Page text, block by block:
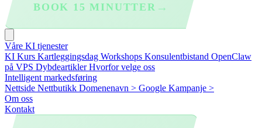
BOOK 15 MINUTTER →
Våre KI tjenester
KI Kurs Kartleggingsdag Workshops Konsulentbistand OpenClaw
på VPS DybdeartiklerHvorfor velge oss
Intelligent markedsføring
Nettside Nettbutikk Domenenavn > Google Kampanje >
Om oss
Kontakt